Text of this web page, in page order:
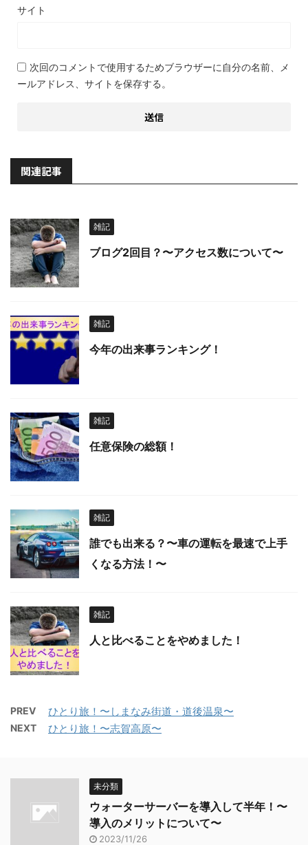
サイト
次回のコメントで使用するためブラウザーに自分の名前、メ
ールアドレス、サイトを保存する。
関連記事
雑記
ブログ2回目？〜アクセス数について〜
雑記
今年の出来事ランキング！
雑記
任意保険の総額！
雑記
誰でも出来る？〜車の運転を最速で上手
くなる方法！〜
雑記
人と比べることをやめました！
PREV ひとり旅！〜しまなみ街道・道後温泉〜
NEXT ひとり旅！〜志賀高原〜
未分類
ウォーターサーバーを導入して半年！〜
導入のメリットについて〜
2023/11/26